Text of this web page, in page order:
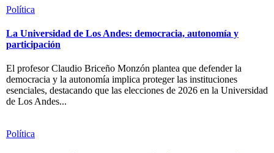
Política
La Universidad de Los Andes: democracia, autonomía y
participación
El profesor Claudio Briceño Monzón plantea que defender la
democracia y la autonomía implica proteger las instituciones
esenciales, destacando que las elecciones de 2026 en la Universidad
de Los Andes...
Política